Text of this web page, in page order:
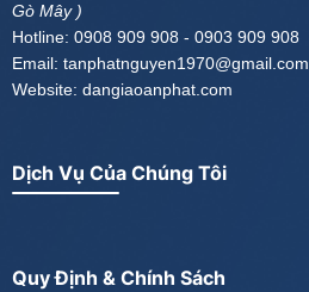
Gò Mây )
Hotline: 0908 909 908 - 0903 909 908
Email: tanphatnguyen1970@gmail.com
Website: dangiaoanphat.com
Dịch Vụ Của Chúng Tôi
Quy Định & Chính Sách